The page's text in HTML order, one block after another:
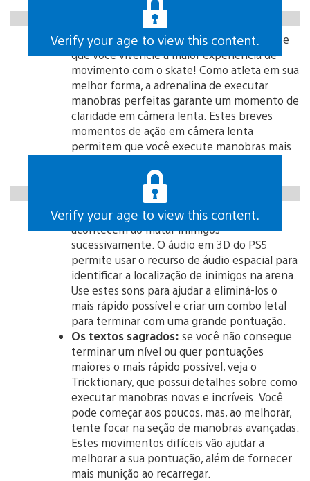
https://gfycat.com/shamelessweefawn
Verify your age to view this content.
Seja super:o modo Super Reflexo permite
que você vivencie a maior experiência de
movimento com o skate! Como atleta em sua
melhor forma, a adrenalina de executar
manobras perfeitas garante um momento de
claridade em câmera lenta. Estes breves
momentos de ação em câmera lenta
permitem que você execute manobras mais
https://gfycat.com/regularnaughtyfinnishspitz
Verify your age to view this content.
Continue fazendo combos:combos
acontecem ao matar inimigos
sucessivamente. O áudio em 3D do PS5
permite usar o recurso de áudio espacial para
identificar a localização de inimigos na arena.
Use estes sons para ajudar a eliminá-los o
mais rápido possível e criar um combo letal
para terminar com uma grande pontuação.
Os textos sagrados: se você não consegue
terminar um nível ou quer pontuações
maiores o mais rápido possível, veja o
Tricktionary, que possui detalhes sobre como
executar manobras novas e incríveis. Você
pode começar aos poucos, mas, ao melhorar,
tente focar na seção de manobras avançadas.
Estes movimentos difíceis vão ajudar a
melhorar a sua pontuação, além de fornecer
mais munição ao recarregar.